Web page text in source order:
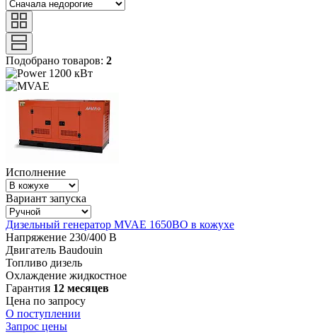
Подобрано товаров: 2
1200 кВт
Исполнение
Вариант запуска
Дизельный генератор MVAE 1650BO в кожухе
Напряжение 230/400 В
Двигатель Baudouin
Топливо дизель
Охлаждение жидкостное
Гарантия 12 месяцев
Цена по запросу
О поступлении
Запрос цены